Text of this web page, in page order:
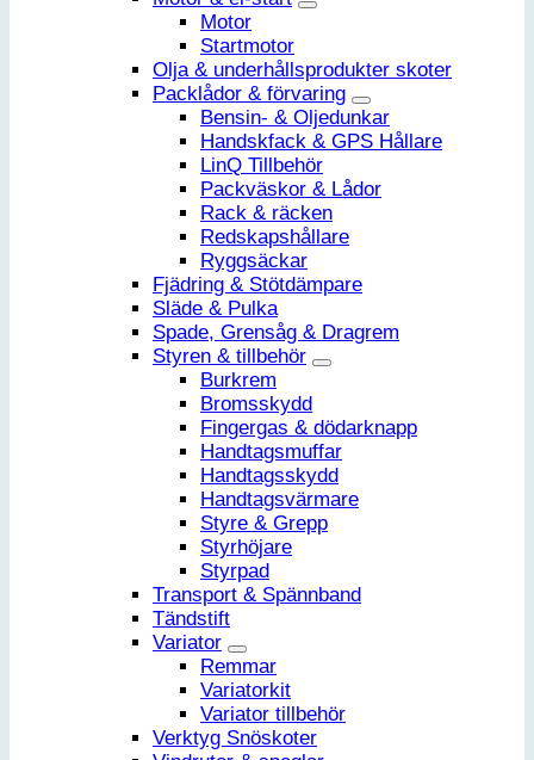
Motor
Startmotor
Olja & underhållsprodukter skoter
Packlådor & förvaring
Bensin- & Oljedunkar
Handskfack & GPS Hållare
LinQ Tillbehör
Packväskor & Lådor
Rack & räcken
Redskapshållare
Ryggsäckar
Fjädring & Stötdämpare
Släde & Pulka
Spade, Grensåg & Dragrem
Styren & tillbehör
Burkrem
Bromsskydd
Fingergas & dödarknapp
Handtagsmuffar
Handtagsskydd
Handtagsvärmare
Styre & Grepp
Styrhöjare
Styrpad
Transport & Spännband
Tändstift
Variator
Remmar
Variatorkit
Variator tillbehör
Verktyg Snöskoter